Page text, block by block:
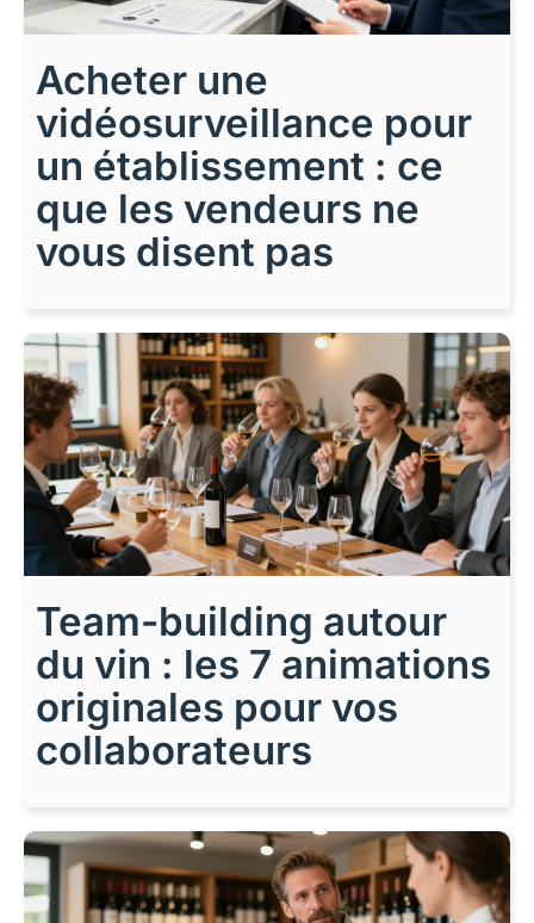
Acheter une
vidéosurveillance pour
un établissement : ce
que les vendeurs ne
vous disent pas
Team-building autour
du vin : les 7 animations
originales pour vos
collaborateurs